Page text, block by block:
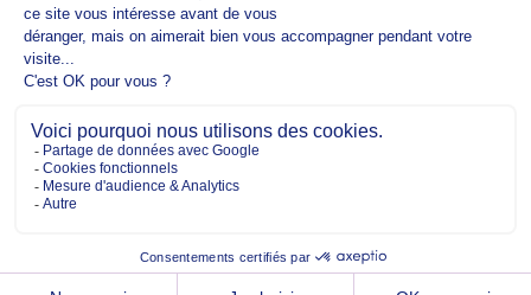
Copyright @2026 EM Normandie